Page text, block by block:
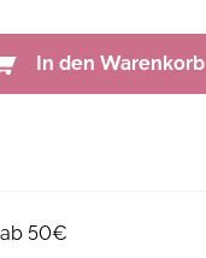
In den Warenkorb
50€